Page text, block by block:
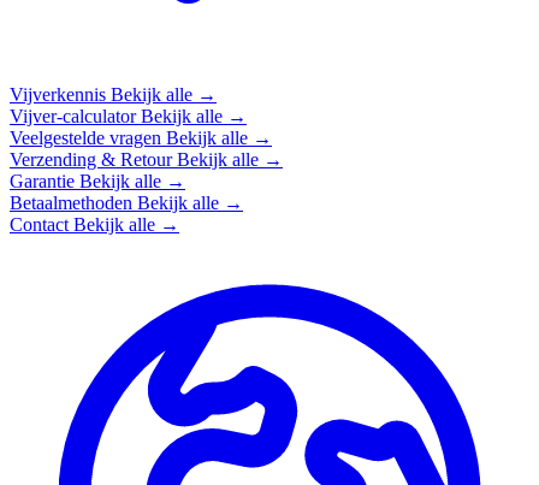
Vijverkennis Bekijk alle →
Vijver-calculatorBekijk alle →
Veelgestelde vragen Bekijk alle →
Verzending & RetourBekijk alle →
Garantie Bekijk alle →
Betaalmethoden Bekijk alle →
Contact Bekijk alle →